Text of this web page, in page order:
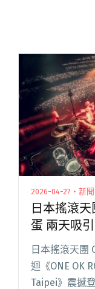
2026-04-27・新聞
日本搖滾天
蛋 兩天吸
票房紀錄
日本搖滾天團
迴《ONE OK
Taipei》震撼